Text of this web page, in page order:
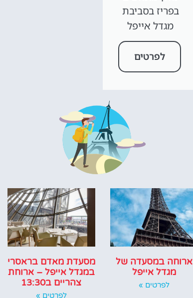
בפריז בסביבת
מגדל אייפל
לפרטים
ארוחה במסעדה של
מגדל אייפל
לפרטים »
מסעדת מאדם בראסרי
במגדל אייפל – ארוחת
צהריים ב13:30
לפרטים »